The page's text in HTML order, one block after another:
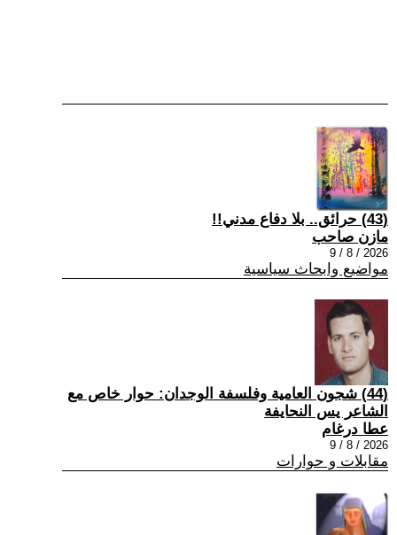
(43) حرائق.. بلا دفاع مدني!!
مازن صاحب
2026 / 8 / 9
مواضيع وابحاث سياسية
(44) شجون العامية وفلسفة الوجدان: حوار خاص مع
الشاعر يس النحايفة
عطا درغام
2026 / 8 / 9
مقابلات و حوارات